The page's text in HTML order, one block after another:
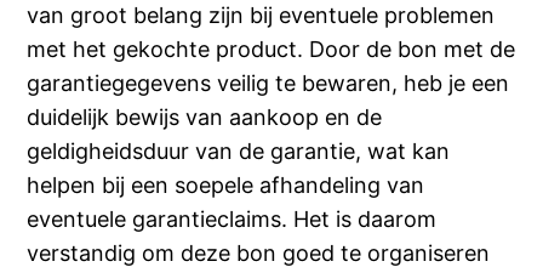
van groot belang zijn bij eventuele problemen
met het gekochte product. Door de bon met de
garantiegegevens veilig te bewaren, heb je een
duidelijk bewijs van aankoop en de
geldigheidsduur van de garantie, wat kan
helpen bij een soepele afhandeling van
eventuele garantieclaims. Het is daarom
verstandig om deze bon goed te organiseren